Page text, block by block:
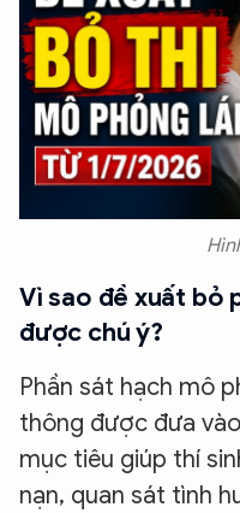
Vì sao đề xuất bỏ
được chú ý?
Phần sát hạch mô
thông được đưa
mục tiêu giúp thí
nạn, quan sát tình